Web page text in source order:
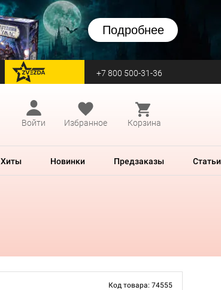
Подробнее
перейти на Zvezda +7 800 500-31-36
Войти
Избранное Корзина
Хиты Новинки Предзаказы Статьи
Код товара: 74555